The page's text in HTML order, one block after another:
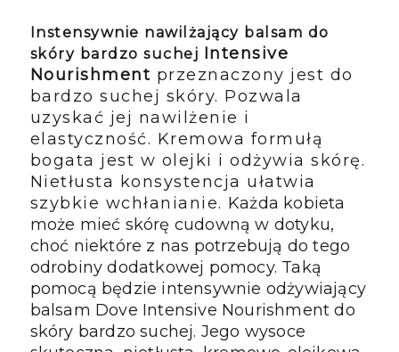
Instensywnie nawilżający balsam do
skóry bardzo suchej Intensive
Nourishment przeznaczony jest do
bardzo suchej skóry. Pozwala
uzyskać jej nawilżenie i
elastyczność. Kremowa formułą
bogata jest w olejki i odżywia skórę.
Nietłusta konsystencja ułatwia
szybkie wchłanianie. Każda kobieta
może mieć skórę cudowną w dotyku,
choć niektóre z nas potrzebują do tego
odrobiny dodatkowej pomocy. Taką
pomocą będzie intensywnie odżywiający
balsam Dove Intensive Nourishment do
skóry bardzo suchej. Jego wysoce